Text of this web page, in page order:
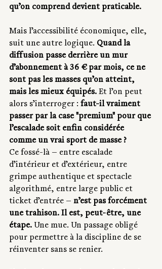
qu’on comprend devient praticable.
Mais l’accessibilité économique, elle,
suit une autre logique. Quand la
diffusion passe derrière un mur
d’abonnement à 36 € par mois, ce ne
sont pas les masses qu’on atteint,
mais les mieux équipés. Et l’on peut
alors s’interroger : faut-il vraiment
passer par la case "premium" pour que
l’escalade soit enfin considérée
comme un vrai sport de masse ?
Ce fossé-là — entre escalade
d’intérieur et d’extérieur, entre
grimpe authentique et spectacle
algorithmé, entre large public et
ticket d’entrée — n’est pas forcément
une trahison. Il est, peut-être, une
étape. Une mue. Un passage obligé
pour permettre à la discipline de se
réinventer sans se renier.